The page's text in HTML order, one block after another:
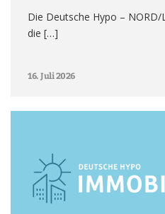
Die Deutsche Hypo –
die […]
16. Juli 2026